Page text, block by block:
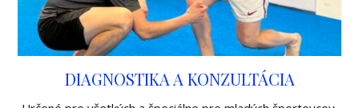
DIAGNOSTIKA A KONZULTÁCIA